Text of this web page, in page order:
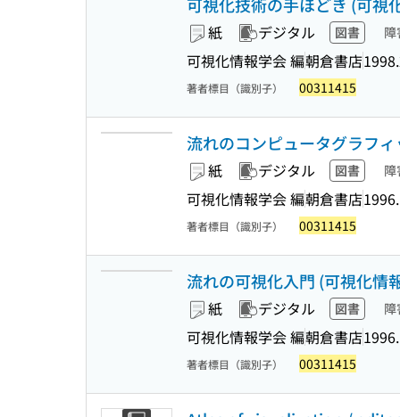
紙 デジタル 図書
可視化情報学会 編朝倉書店
著者標目（識別子） 00311415
流れのコンピュータグラフ
紙 デジタル 図書
可視化情報学会 編朝倉書店
著者標目（識別子） 00311415
流れの可視化入門 (可視化情
紙 デジタル 図書
可視化情報学会 編朝倉書店
著者標目（識別子） 00311415